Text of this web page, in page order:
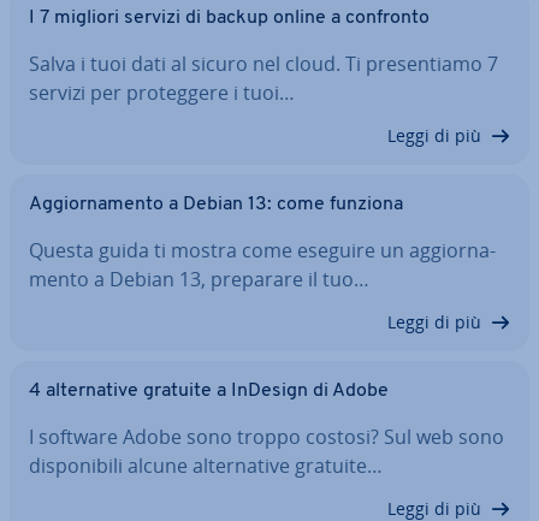
I 7 migliori servizi di backup online a confronto
Salva i tuoi dati al sicuro nel cloud. Ti pre­sen­tia­mo 7
servizi per pro­teg­ge­re i tuoi…
Leggi di più
Ag­gior­na­men­to a Debian 13: come funziona
Questa guida ti mostra come eseguire un ag­gior­na­
men­to a Debian 13, preparare il tuo…
Leggi di più
4 al­ter­na­ti­ve gratuite a InDesign di Adobe
I software Adobe sono troppo costosi? Sul web sono
di­spo­ni­bi­li alcune al­ter­na­ti­ve gratuite…
Leggi di più